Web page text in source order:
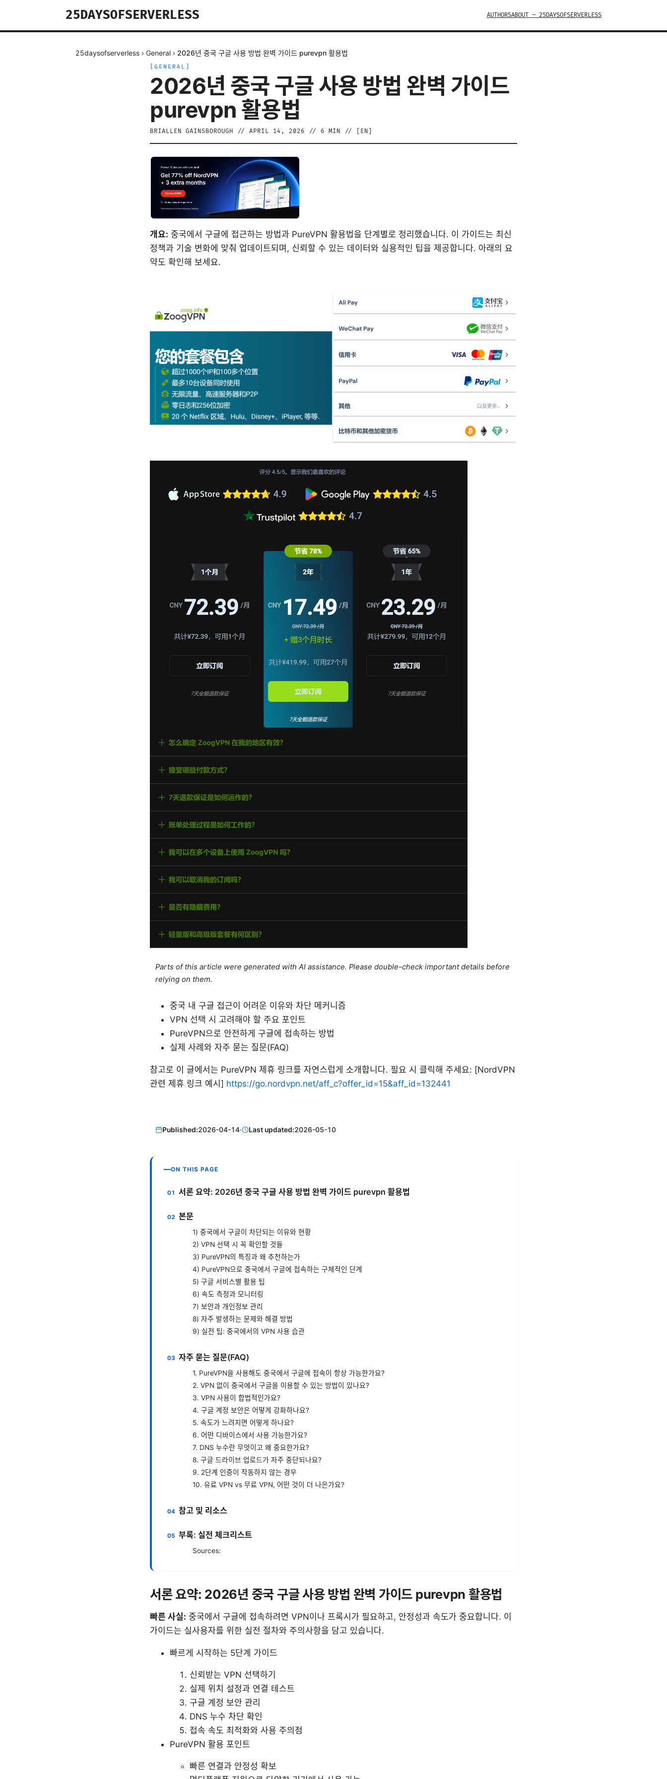
25DAYSOFSERVERLESS AUTHORSABOUT — 25DAYSOFSERVERLESS
25daysofserverless › General › 2026년 중국 구글 사용 방법 완벽 가이드 purevpn 활용법
GENERAL
2026년 중국 구글 사용 방법 완벽 가이드
purevpn 활용법
BRIALLEN GAINSBOROUGH // APRIL 14, 2026 // 6 MIN // [ EN
개요: 중국에서 구글에 접근하는 방법과 PureVPN 활용법을 단계별로 정리했습니다. 이 가이드는 최신
정책과 기술 변화에 맞춰 업데이트되며, 신뢰할 수 있는 데이터와 실용적인 팁을 제공합니다. 아래의 요
약도 확인해 보세요.
Parts of this article were generated with AI assistance. Please double-check important details before
relying on them.
중국 내 구글 접근이 어려운 이유와 차단 메커니즘
VPN 선택 시 고려해야 할 주요 포인트
PureVPN으로 안전하게 구글에 접속하는 방법
실제 사례와 자주 묻는 질문(FAQ)
참고로 이 글에서는 PureVPN 제휴 링크를 자연스럽게 소개합니다. 필요 시 클릭해 주세요: [NordVPN
관련 제휴 링크 예시] https://go.nordvpn.net/aff_c?offer_id=15&aff_id=132441
Published:2026-04-14· Last updated:2026-05-10
ON THIS PAGE
서론 요약: 2026년 중국 구글 사용 방법 완벽 가이드 purevpn 활용법
본문
1) 중국에서 구글이 차단되는 이유와 현황
2) VPN 선택 시 꼭 확인할 것들
3) PureVPN의 특징과 왜 추천하는가
4) PureVPN으로 중국에서 구글에 접속하는 구체적인 단계
5) 구글 서비스별 활용 팁
6) 속도 측정과 모니터링
7) 보안과 개인정보 관리
8) 자주 발생하는 문제와 해결 방법
9) 실전 팁: 중국에서의 VPN 사용 습관
자주 묻는 질문(FAQ)
1. PureVPN을 사용해도 중국에서 구글에 접속이 항상 가능한가요?
2. VPN 없이 중국에서 구글을 이용할 수 있는 방법이 있나요?
3. VPN 사용이 합법적인가요?
4. 구글 계정 보안은 어떻게 강화하나요?
5. 속도가 느려지면 어떻게 하나요?
6. 어떤 디바이스에서 사용 가능한가요?
7. DNS 누수란 무엇이고 왜 중요한가요?
8. 구글 드라이브 업로드가 자주 중단되나요?
9. 2단계 인증이 작동하지 않는 경우
10. 유료 VPN vs 무료 VPN, 어떤 것이 더 나은가요?
참고 및 리소스
부록: 실전 체크리스트
Sources:
서론 요약: 2026년 중국 구글 사용 방법 완벽 가이드 purevpn 활용법
빠른 사실: 중국에서 구글에 접속하려면 VPN이나 프록시가 필요하고, 안정성과 속도가 중요합니다. 이
가이드는 실사용자를 위한 실전 절차와 주의사항을 담고 있습니다.
빠르게 시작하는 5단계 가이드
신뢰받는 VPN 선택하기
실제 위치 설정과 연결 테스트
구글 계정 보안 관리
DNS 누수 차단 확인
접속 속도 최적화와 사용 주의점
PureVPN 활용 포인트
빠른 연결과 안정성 확보